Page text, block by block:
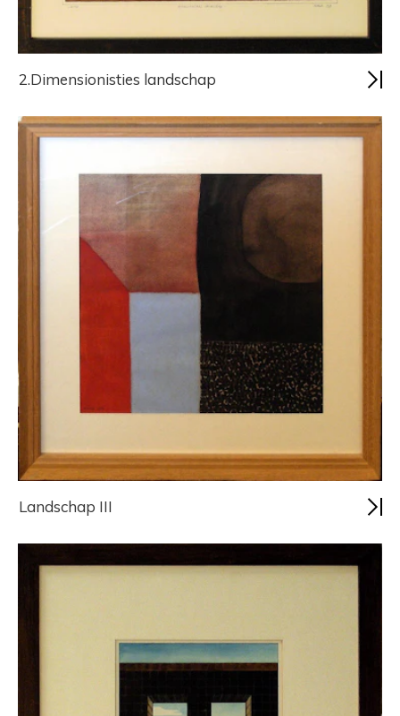
2.Dimensionisties landschap
Landschap III